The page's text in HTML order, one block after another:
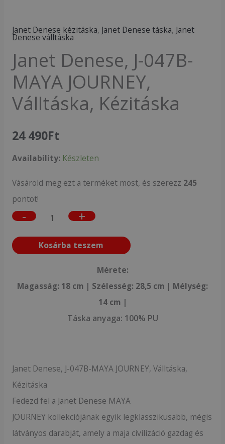
Janet Denese kézitáska, Janet Denese táska, Janet
Denese válltáska
Janet Denese, J-047B-
MAYA JOURNEY,
Válltáska, Kézitáska
24 490Ft
Availability: Készleten
Vásárold meg ezt a terméket most, és szerezz 245
pontot!
- +
Kosárba teszem
Mérete:
Magasság: 18 cm | Szélesség: 28,5 cm | Mélység:
14 cm |
Táska anyaga: 100% PU
Janet Denese, J-047B-MAYA JOURNEY, Válltáska,
Kézitáska
Fedezd fel a Janet Denese MAYA
JOURNEY kollekciójának egyik legklasszikusabb, mégis
látványos darabját, amely a maja civilizáció gazdag és